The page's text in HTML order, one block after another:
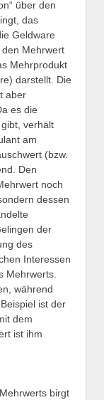
über den
das
Geldware
Mehrwert
Mehrprodukt
darstellt. Die
aber
es die
verhält
am
(bzw.
Den
noch
dessen
der
des
Interessen
Mehrwerts.
während
ist der
dem
ist ihm
birgt